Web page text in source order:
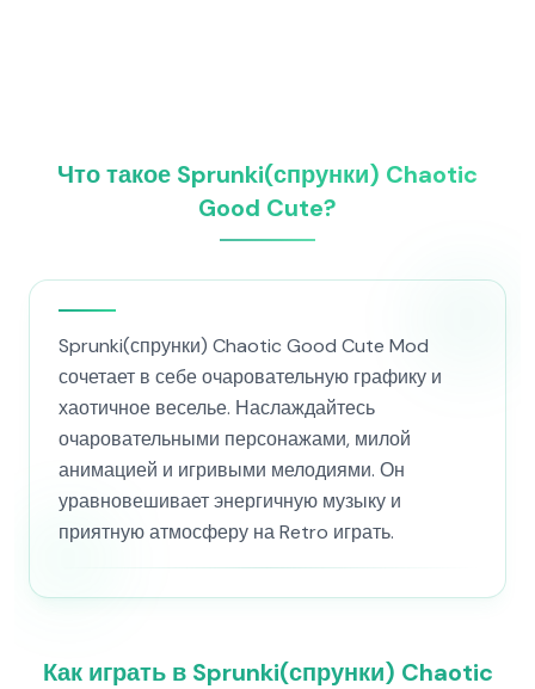
Что такое Sprunki(спрунки) Chaotic
Good Cute?
Sprunki(спрунки) Chaotic Good Cute Mod
сочетает в себе очаровательную графику и
хаотичное веселье. Наслаждайтесь
очаровательными персонажами, милой
анимацией и игривыми мелодиями. Он
уравновешивает энергичную музыку и
приятную атмосферу на Retro играть.
Как играть в Sprunki(спрунки) Chaotic